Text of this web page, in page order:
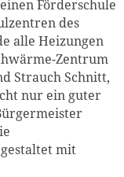
Förderschule
des
alle Heizungen
Zentrum
Strauch Schnitt,
nur ein guter
mit